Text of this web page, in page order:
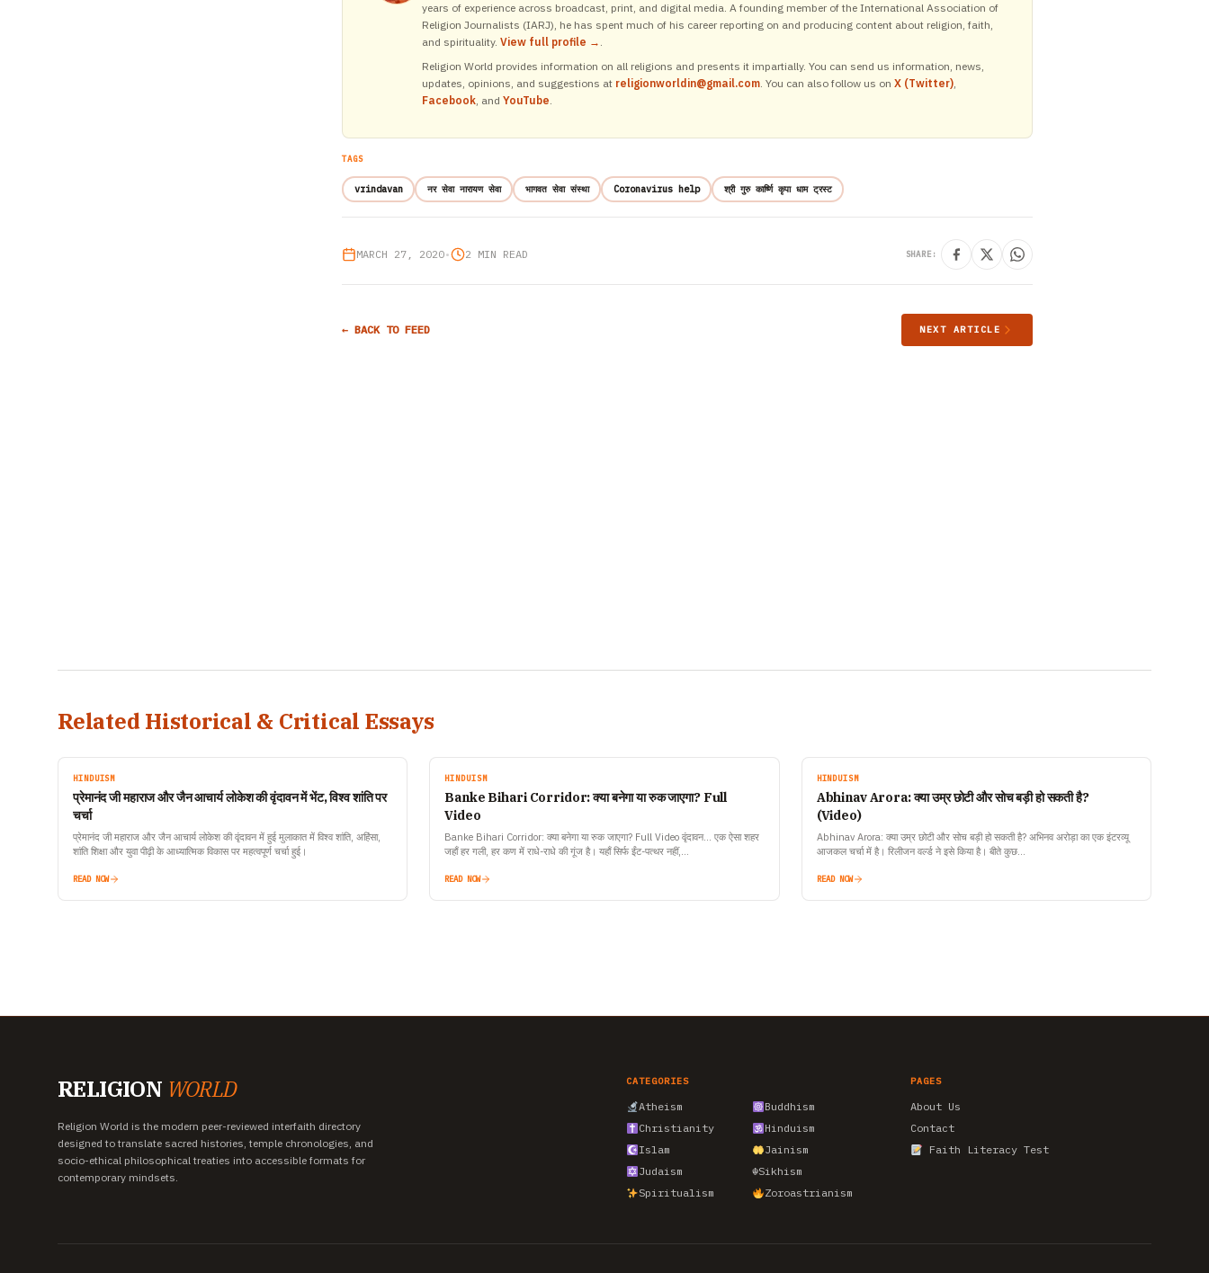
years of experience across broadcast, print, and digital media. A founding member of the International Association of
Religion Journalists (IARJ), he has spent much of his career reporting on and producing content about religion, faith,
and spirituality. View full profile → .
Religion World provides information on all religions and presents it impartially. You can send us information, news,
updates, opinions, and suggestions at religionworldin@gmail.com. You can also follow us on X (Twitter),
Facebook, and YouTube.
TAGS
vrindavan नर सेवा नारायण सेवा भागवत सेवा संस्था Coronavirus help श्री गुरु कार्ष्णि कृपा धाम ट्रस्ट
MARCH 27, 2020• 2 MIN READ SHARE:
← BACK TO FEED NEXT ARTICLE
Related Historical & Critical Essays
HINDUISM
प्रेमानंद जी महाराज और जैन आचार्य लोकेश की वृंदावन में भेंट, विश्व शांति पर
चर्चा
प्रेमानंद जी महाराज और जैन आचार्य लोकेश की वृंदावन में हुई मुलाकात में विश्व शांति, अहिंसा,
शांति शिक्षा और युवा पीढ़ी के आध्यात्मिक विकास पर महत्वपूर्ण चर्चा हुई।
READ NOW
HINDUISM
Banke Bihari Corridor: क्या बनेगा या रुक जाएगा? Full
Video
Banke Bihari Corridor: क्या बनेगा या रुक जाएगा? Full Video वृंदावन… एक ऐसा शहर
जहाँ हर गली, हर कण में राधे-राधे की गूंज है। यहाँ सिर्फ ईंट-पत्थर नहीं,…
READ NOW
HINDUISM
Abhinav Arora: क्या उम्र छोटी और सोच बड़ी हो सकती है?
(Video)
Abhinav Arora: क्या उम्र छोटी और सोच बड़ी हो सकती है? अभिनव अरोड़ा का एक इंटरव्यू
आजकल चर्चा में है। रिलीजन वर्ल्ड ने इसे किया है। बीते कुछ…
READ NOW
RELIGION WORLD
Religion World is the modern peer-reviewed interfaith directory
designed to translate sacred histories, temple chronologies, and
socio-ethical philosophical treaties into accessible formats for
contemporary mindsets.
CATEGORIES
Atheism
Buddhism
Christianity
Hinduism
Islam
Jainism
Judaism
☬Sikhism
Spiritualism
Zoroastrianism
PAGES
About Us
Contact
Faith Literacy Test